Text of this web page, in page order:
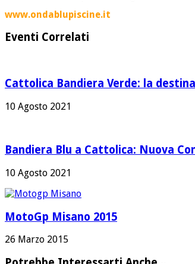
www.ondablupiscine.it
Eventi Correlati
Cattolica Bandiera Verde: la
10 Agosto 2021
Bandiera Blu a Cattolica: Nuova
10 Agosto 2021
MotoGp Misano 2015
26 Marzo 2015